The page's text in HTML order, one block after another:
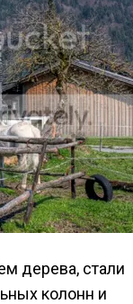
дерева, стали
колонн и